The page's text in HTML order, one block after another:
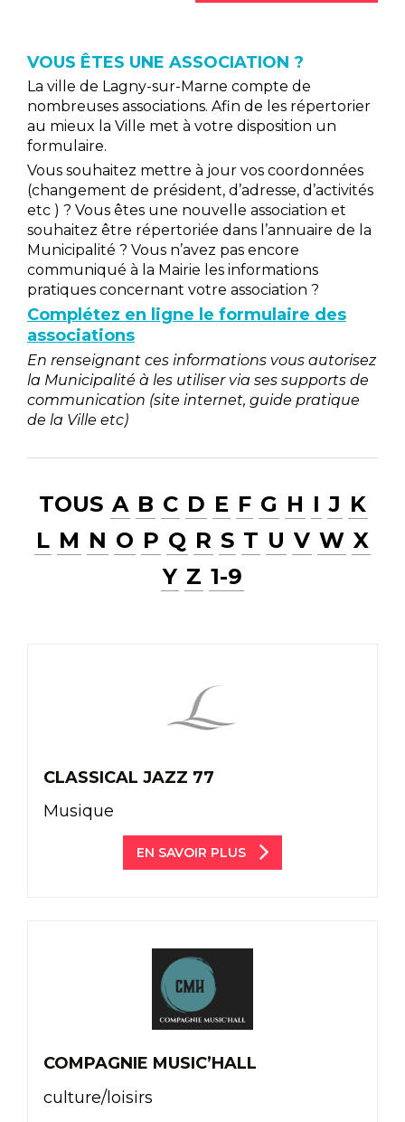
VOUS ÊTES UNE ASSOCIATION ?
La ville de Lagny-sur-Marne compte de
nombreuses associations. Afin de les répertorier
au mieux la Ville met à votre disposition un
formulaire.
Vous souhaitez mettre à jour vos coordonnées
(changement de président, d’adresse, d’activités
etc ) ? Vous êtes une nouvelle association et
souhaitez être répertoriée dans l’annuaire de la
Municipalité ? Vous n’avez pas encore
communiqué à la Mairie les informations
pratiques concernant votre association ?
Complétez en ligne le formulaire des
associations
En renseignant ces informations vous autorisez
la Municipalité à les utiliser via ses supports de
communication (site internet, guide pratique
de la Ville etc)
TOUS A B C D E F G H I J K
L M N O P Q R S T U V W X
Y Z 1-9
CLASSICAL JAZZ 77
Musique
EN SAVOIR PLUS
COMPAGNIE MUSIC’HALL
culture/loisirs